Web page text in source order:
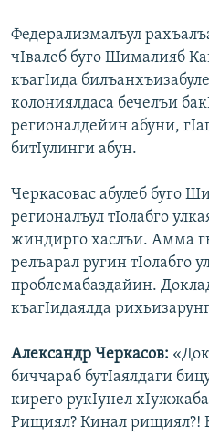
Федерализмалъул
чIвалеб буго Шималияб
къагIида
колониялдаса бечелъи
регионалдейин абуни,
битIулинги абун.
Черкасовас абулеб буго
регионалъул тIолабго
жиндирго хаслъи. Амма
релъарал ругин тIолабго
проблемабаздайин.
къагIидаялда
Александр Черкасов:
биччараб бутIаялдаги
кирего рукIунел
Рищиял? Кинал рищиял?!